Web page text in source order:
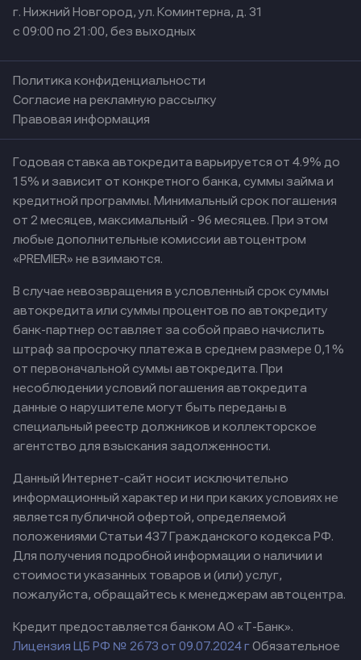
г. Нижний Новгород, ул. Коминтерна, д. 31
с 09:00 по 21:00, без выходных
Политика конфиденциальности
Согласие на рекламную рассылку
Правовая информация
Годовая ставка автокредита варьируется от 4.9% до
15% и зависит от конкретного банка, суммы займа и
кредитной программы. Минимальный срок погашения
от 2 месяцев, максимальный - 96 месяцев. При этом
любые дополнительные комиссии автоцентром
«PREMIER» не взимаются.
В случае невозвращения в условленный срок суммы
автокредита или суммы процентов по автокредиту
банк-партнер оставляет за собой право начислить
штраф за просрочку платежа в среднем размере 0,1%
от первоначальной суммы автокредита. При
несоблюдении условий погашения автокредита
данные о нарушителе могут быть переданы в
специальный реестр должников и коллекторское
агентство для взыскания задолженности.
Данный Интернет-сайт носит исключительно
информационный характер и ни при каких условиях не
является публичной офертой, определяемой
положениями Статьи 437 Гражданского кодекса РФ.
Для получения подробной информации о наличии и
стоимости указанных товаров и (или) услуг,
пожалуйста, обращайтесь к менеджерам автоцентра.
Кредит предоставляется банком АО «Т-Банк».
Лицензия ЦБ РФ № 2673 от 09.07.2024 гОбязательное